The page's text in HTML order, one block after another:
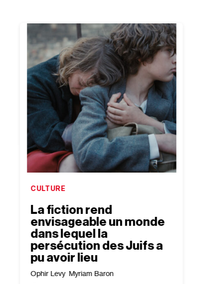
CULTURE
La fiction rend
envisageable un monde
dans lequel la
persécution des Juifs a
pu avoir lieu
Ophir Levy Myriam Baron